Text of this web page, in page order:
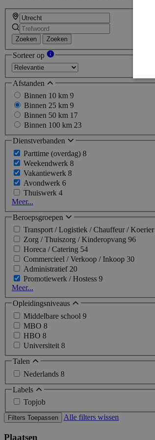
Zoeken Zoeken
Sorteer op
Afstanden
Binnen 10 km 9
Binnen 25 km 9
Binnen 50 km 17
Binnen 100 km 23
Dienstverbanden
Parttime (overdag) 8
Weekendwerk 8
Vakantiewerk 8
Avondwerk 6
Thuiswerk 4
Meer...
Beroepsgroepen
Transport / Logistiek / Chauffeur / Koerier
Zorg / Thuiszorg / Kinderopvang 96
Horeca / Catering 54
Commercieel / Verkoop / Inkoop 30
Administratief20
Promotiewerk / Hostess 9
Meer...
Opleidingsniveaus
Middelbare school 9
MBO 8
HBO 8
Universiteit 8
Talen
Nederlands 8
Labels
Topjob
Filters Toepassen Alle filters wissen
Plaatsen